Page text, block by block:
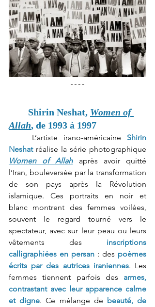
Shirin Neshat, Women of
Allah, de 1993 à 1997
	L’artiste irano-américaine
Shirin
Neshat
Women of Allah après avoir quitté
l’Iran, bouleversée par la transformation
de son pays après la Révolution
islamique. Ces portraits en noir et
blanc montrent des femmes voilées,
souvent le regard tourné vers le
spectateur, avec sur leur peau ou leurs
vêtements des inscriptions
calligraphiées en persan : des poèmes
écrits par des autrices iraniennes. Les
femmes tiennent parfois des armes,
contrastant avec leur apparence calme
et digne. Ce mélange de beauté, de